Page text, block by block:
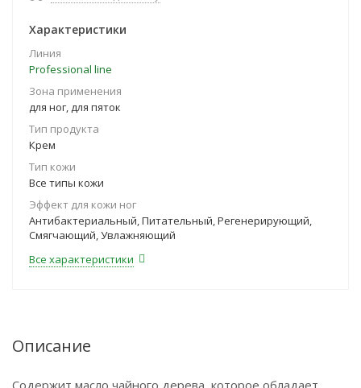
Характеристики
Линия
Professional line
Зона применения
для ног, для пяток
Тип продукта
Крем
Тип кожи
Все типы кожи
Эффект для кожи ног
Антибактериальный, Питательный, Регенерирующий,
Смягчающий, Увлажняющий
Все характеристики
Описание
Содержит масло чайного дерева, которое обладает